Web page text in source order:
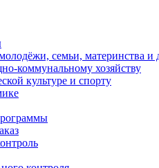
семьи, материнства и
коммунальному хозяйству
культуре и спорту